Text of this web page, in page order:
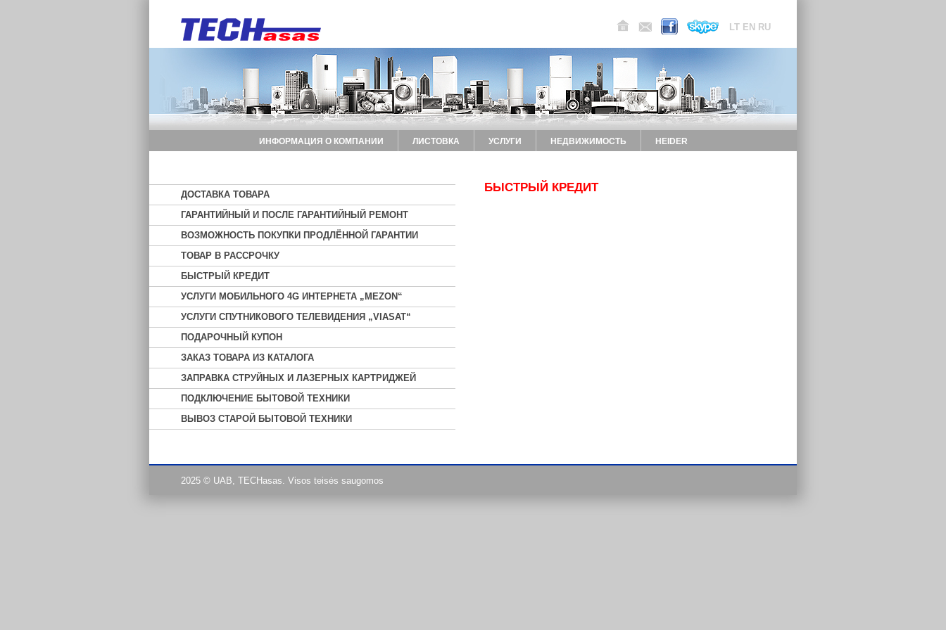
LT EN RU
ИНФОРМАЦИЯ О КОМПАНИИ ЛИСТОВКА УСЛУГИ НЕДВИЖИМОСТЬ HEIDER
ДОСТАВКА ТОВАРА
ГАРАНТИЙНЫЙ И ПОСЛЕ ГАРАНТИЙНЫЙ РЕМОНТ
ВОЗМОЖНОСТЬ ПОКУПКИ ПРОДЛЁННОЙ ГАРАНТИИ
ТОВАР В РАССРОЧКУ
БЫСТРЫЙ КРЕДИТ
УСЛУГИ МОБИЛЬНОГО 4G ИНТЕРНЕТА „MEZON“
УСЛУГИ СПУТНИКОВОГО ТЕЛЕВИДЕНИЯ „VIASAT“
ПОДАРОЧНЫЙ КУПОН
ЗАКАЗ ТОВАРА ИЗ КАТАЛОГА
ЗАПРАВКА СТРУЙНЫХ И ЛАЗЕРНЫХ КАРТРИДЖЕЙ
ПОДКЛЮЧЕНИЕ БЫТОВОЙ ТЕХНИКИ
ВЫВОЗ СТАРОЙ БЫТОВОЙ ТЕХНИКИ
БЫСТРЫЙ КРЕДИТ
2025 © UAB, TECHasas. Visos teisės saugomos